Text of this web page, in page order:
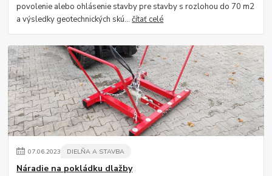
povolenie alebo ohlásenie stavby pre stavby s rozlohou do 70 m2
a výsledky geotechnických skú...čítať celé
07.06.2023 DIELŇA A STAVBA
Náradie na pokládku dlažby